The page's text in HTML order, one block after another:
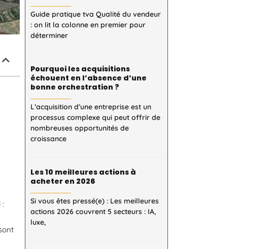
Guide pratique tva Qualité du vendeur
: on lit la colonne en premier pour
déterminer
Pourquoi les acquisitions
échouent en l’absence d’une
bonne orchestration ?
L’acquisition d’une entreprise est un
processus complexe qui peut offrir de
nombreuses opportunités de
croissance
Les 10 meilleures actions à
acheter en 2026
Si vous êtes pressé(e) : Les meilleures
actions 2026 couvrent 5 secteurs : IA,
luxe,